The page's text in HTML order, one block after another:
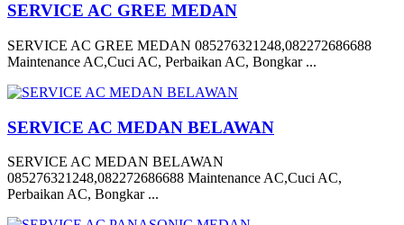
SERVICE AC GREE MEDAN
SERVICE AC GREE MEDAN 085276321248,082272686688
Maintenance AC,Cuci AC, Perbaikan AC, Bongkar ...
SERVICE AC MEDAN BELAWAN
SERVICE AC MEDAN BELAWAN
085276321248,082272686688 Maintenance AC,Cuci AC,
Perbaikan AC, Bongkar ...